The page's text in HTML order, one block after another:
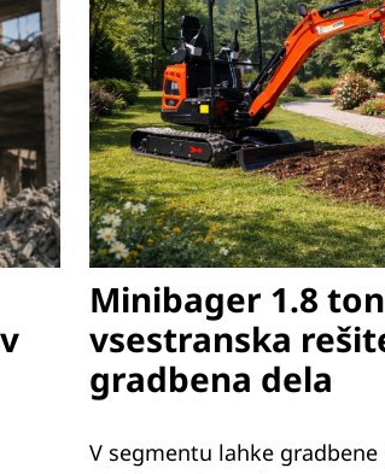
Minibager 1.8
vsestranska
gradbena dela
V segmentu lahke